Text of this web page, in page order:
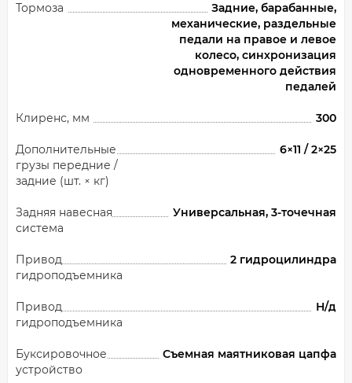
Тормоза
Задние, барабанные,
механические, раздельные
педали на правое и левое
колесо, синхронизация
одновременного действия
педалей
Клиренс, мм 300
Дополнительные
грузы передние /
задние (шт. × кг)
6×11 / 2×25
Задняя навесная
система
Универсальная, 3-точечная
Привод
гидроподъемника
2 гидроцилиндра
Привод
гидроподъемника
Н/д
Буксировочное
устройство
Съемная маятниковая цапфа